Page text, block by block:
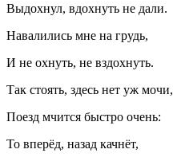
Выдохнул, вдохнуть не дали.
Навалились мне на грудь,
И не охнуть, не вздохнуть.
Так стоять, здесь нет уж мочи,
Поезд мчится быстро очень:
То вперёд, назад качнёт,